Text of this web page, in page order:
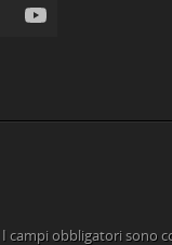
I campi obbligatori sono